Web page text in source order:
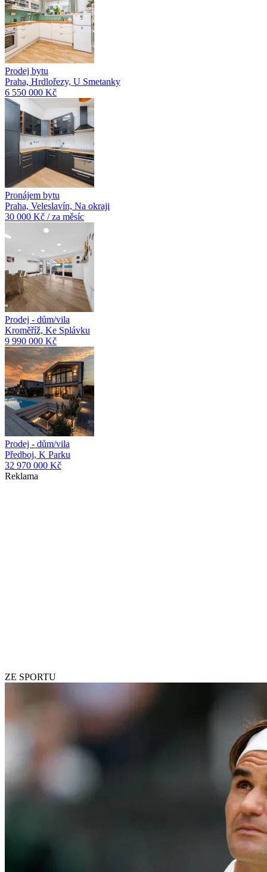
Prodej bytu
Praha, Hrdlořezy, U Smetanky
6 550 000 Kč
Pronájem bytu
Praha, Veleslavín, Na okraji
30 000 Kč / za měsíc
Prodej - dům/vila
Kroměříž, Ke Splávku
9 990 000 Kč
Prodej - dům/vila
Předboj, K Parku
32 970 000 Kč
Reklama
ZE SPORTU